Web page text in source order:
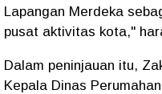
Lapangan Merdeka
pusat aktivitas kota,"
Dalam peninjauan itu,
Kepala Dinas